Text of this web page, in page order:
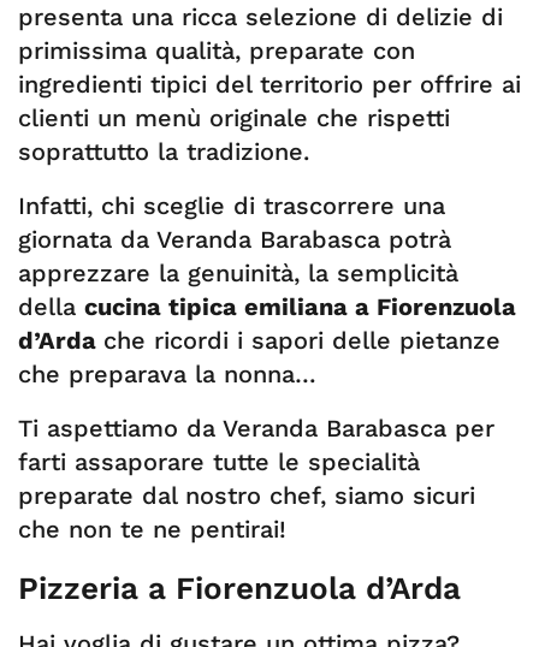
presenta una ricca selezione di delizie di
primissima qualità, preparate con
ingredienti tipici del territorio per offrire ai
clienti un menù originale che rispetti
soprattutto la tradizione.
Infatti, chi sceglie di trascorrere una
giornata da Veranda Barabasca potrà
apprezzare la genuinità, la semplicità
della cucina tipica emiliana a Fiorenzuola
d’Arda che ricordi i sapori delle pietanze
che preparava la nonna…
Ti aspettiamo da Veranda Barabasca per
farti assaporare tutte le specialità
preparate dal nostro chef, siamo sicuri
che non te ne pentirai!
Pizzeria a Fiorenzuola d’Arda